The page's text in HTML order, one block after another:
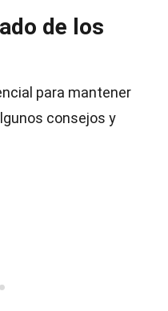
de los
para mantener
consejos y